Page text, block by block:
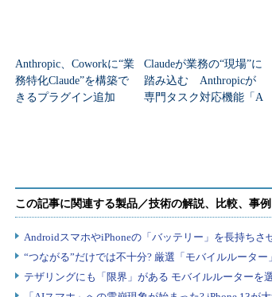
Anthropic、Coworkに“業
務特化Claude”を構築で
きるプラグイン追加
Claudeが業務の“現場”に
踏み込む Anthropicが
専門タスク対応機能「A